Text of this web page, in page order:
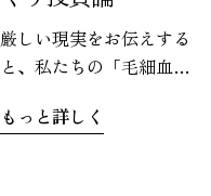
厳しい現実をお伝えする
と、私たちの「毛細血
少していきます。なんと
もっと詳しく